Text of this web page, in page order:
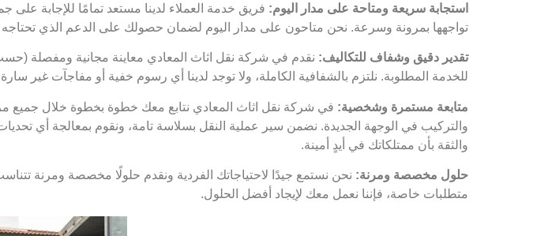
استجابة سريعة ومتاحة على مدار اليوم: فريق خدمة العملاء لدينا مستعد تمامًا للإجابة
تواجهها بمرونة وسرعة. نحن متاحون على مدار اليوم لضمان حصولك على الدعم الذي
تقدير دقيق وشفاف للتكاليف: نقدم في شركة نقل اثاث المعادي معاينة مجانية ومفصلة (حسب
للخدمة المطلوبة. نلتزم بالشفافية الكاملة، ولا توجد لدينا أي رسوم خفية أو مفاجآت غير سارة
متابعة مستمرة وشخصية: في شركة نقل اثاث المعادي نتابع معك خطوة بخطوة خلال جميع
والتركيب في الوجهة الجديدة. نضمن سير عملية النقل بسلاسة تامة، ونقوم بمعالجة أي
والثقة بأن ممتلكاتك في أيدٍ أمينة.
حلول مخصصة ومرنة: نحن نستمع جيدًا لاحتياجاتك الفردية ونقدم حلولًا مخصصة ومرنة
متطلبات خاصة، فإننا نعمل معك لإيجاد أفضل الحلول.